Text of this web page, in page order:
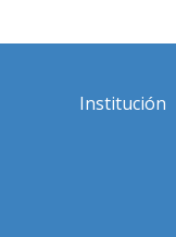
al
Institución